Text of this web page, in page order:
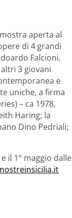
aperta al
di 4 grandi
Falcioni.
3 giovani
e
uniche, a firma
– ca 1978,
Haring; la
Dino Pedriali;
il 1° maggio dalle